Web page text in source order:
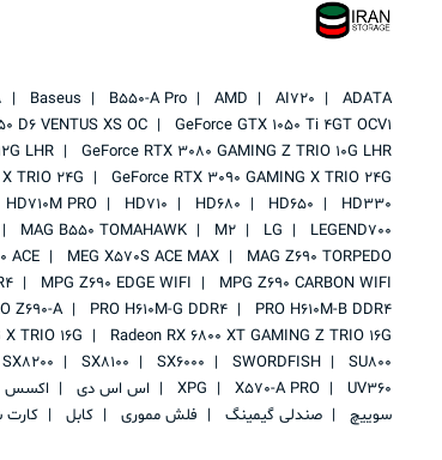
ADATA
AI720
AMD
B550-A Pro
Baseus
GeForce GTX 1050 Ti 4GT OCV1
D6 VENTUS XS OC
GeForce RTX 3080 GAMING Z TRIO 10G LHR
LHR
GeForce RTX 3090 GAMING X TRIO 24G
TRIO 24G
HD330
HD650
HD680
HD710
HD710M PRO
LEGEND700
LG
M2
MAG B550 TOMAHAWK
MAG Z690 TORPEDO
MEG X570S ACE MAX
ACE
MPG Z690 CARBON WIFI
MPG Z690 EDGE WIFI
PRO H610M-B DDR4
PRO H610M-G DDR4
Z690-A
Radeon RX 6800 XT GAMING Z TRIO 16G
TRIO 16G
SU800
SWORDFISH
SX6000
SX8100
SX8200
UV360
X570-A PRO
XPG اس اس دی اکسس
سوییچ
صندلی گیمینگ فلش مموری کابل کارت